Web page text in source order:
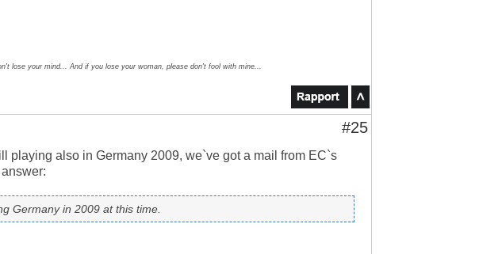
lose your mind... And if you lose your woman, please don't fool with mine...
#25
playing also in Germany 2009, we`ve got a mail from EC`s
Germany in 2009 at this time.